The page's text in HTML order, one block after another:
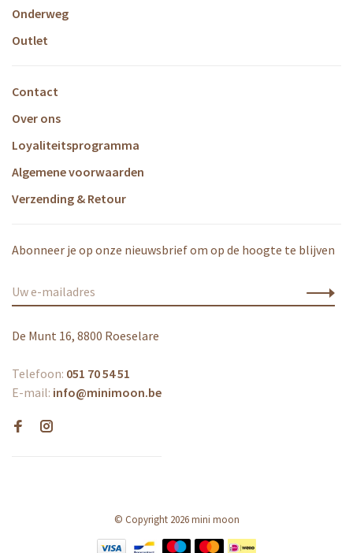
Onderweg
Outlet
Contact
Over ons
Loyaliteitsprogramma
Algemene voorwaarden
Verzending & Retour
Abonneer je op onze nieuwsbrief om op de hoogte te blijven
De Munt 16, 8800 Roeselare
Telefoon: 051 70 54 51
E-mail: info@minimoon.be
© Copyright 2026 mini moon